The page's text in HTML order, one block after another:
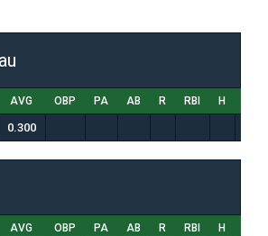
AVG OBP PA AB R RBI H
0.300
AVG OBP PA AB R RBI H